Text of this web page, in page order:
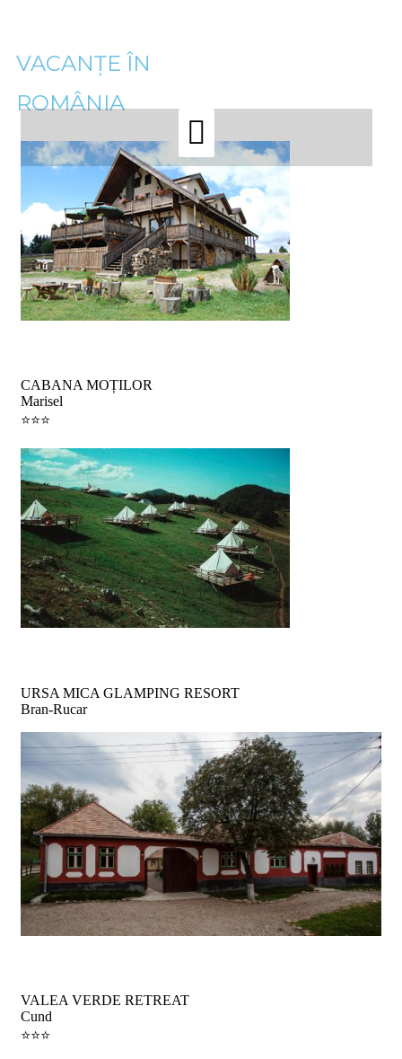
VACANȚE ÎN
ROMÂNIA
CABANA MOȚILOR
Marisel
⭐️⭐️⭐️
URSA MICA GLAMPING RESORT
Bran-Rucar
VALEA VERDE RETREAT
Cund
⭐️⭐️⭐️